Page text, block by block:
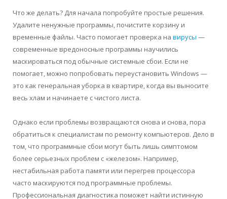
Что же делать? Для начала попробуйте простые решения.
Удалите ненужные программы, почистите корзину и
временные файлы. Часто помогает проверка на вирусы —
современные вредоносные программы научились
маскироваться под обычные системные сбои. Если не
помогает, можно попробовать переустановить Windows —
это как генеральная уборка в квартире, когда вы выносите
весь хлам и начинаете с чистого листа.
Однако если проблемы возвращаются снова и снова, пора
обратиться к специалистам по ремонту компьютеров. Дело в
том, что программные сбои могут быть лишь симптомом
более серьезных проблем с «железом». Например,
нестабильная работа памяти или перегрев процессора
часто маскируются под программные проблемы.
Профессиональная диагностика поможет найти истинную